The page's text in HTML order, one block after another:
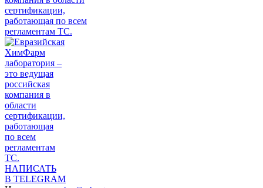
НАПИСАТЬ
В TELEGRAM